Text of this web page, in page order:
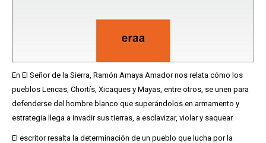
En El Señor de la Sierra, Ramón Amaya Amador nos relata cómo los
pueblos Lencas, Chortís, Xicaques y Mayas, entre otros, se unen para
defenderse del hombre blanco que superándolos en armamento y
estrategia llega a invadir sus tierras, a esclavizar, violar y saquear.
El escritor resalta la determinación de un pueblo que lucha por la